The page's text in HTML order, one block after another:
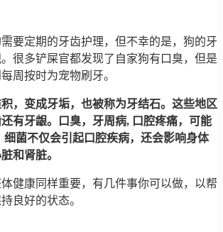
要定期的牙齿护理，但不幸的是，狗的牙
很多铲屎官都发现了自家狗有口臭，但是
周按时为宠物刷牙。
，变成牙垢，也被称为牙结石。这些地区
有牙龈。口臭，牙周病, 口腔疼痛，可能
细菌不仅会引起口腔疾病，还会影响身体
和肾脏。
健康同样重要，有几件事你可以做，以帮
良好的状态。